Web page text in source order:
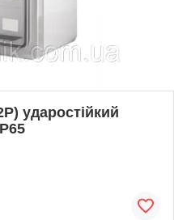
ударостійкий